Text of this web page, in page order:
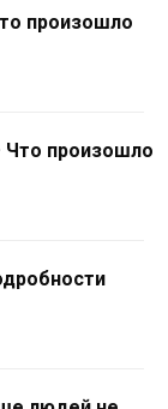
произошло
Что произошло